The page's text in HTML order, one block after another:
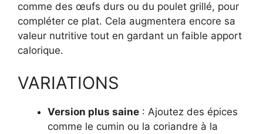
comme des œufs durs ou du poulet grillé, pour
compléter ce plat. Cela augmentera encore sa
valeur nutritive tout en gardant un faible apport
calorique.
VARIATIONS
Version plus saine : Ajoutez des épices
comme le cumin ou la coriandre à la